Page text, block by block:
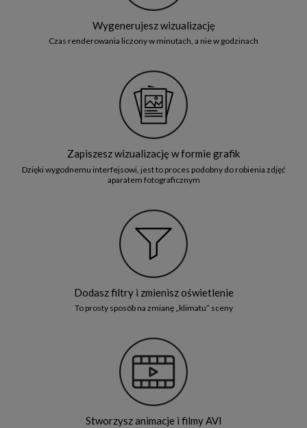
Wygenerujesz wizualizację
Czas renderowania liczony w minutach, a nie w godzinach
Zapiszesz wizualizację w formie grafik
Dzięki wygodnemu interfejsowi, jest to proces podobny do robienia zdjęć
aparatem fotograficznym
Dodasz filtry i zmienisz oświetlenie
To prosty sposób na zmianę „klimatu” sceny
Stworzysz animacje i filmy AVI